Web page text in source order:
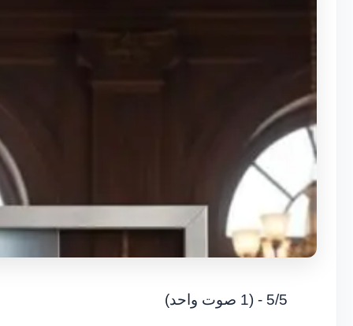
5/5 - (1 صوت واحد)